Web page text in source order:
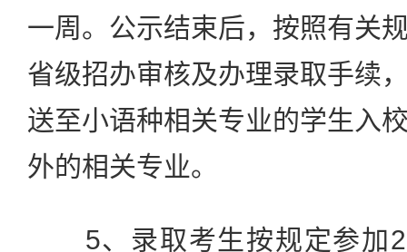
一周。公示结束后，按照有关
省级招办审核及办理录取手续
送至小语种相关专业的学生入
外的相关专业。
5、录取考生按规定参加